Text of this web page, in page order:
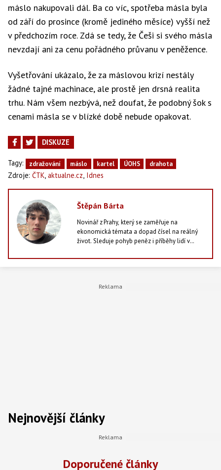
máslo nakupovali dál. Ba co víc, spotřeba másla byla
od září do prosince (kromě jediného měsíce) vyšší než
v předchozím roce. Zdá se tedy, že Češi si svého másla
nevzdají ani za cenu pořádného průvanu v peněžence.
Vyšetřování ukázalo, že za máslovou krizí nestály
žádné tajné machinace, ale prostě jen drsná realita
trhu. Nám všem nezbývá, než doufat, že podobný šok s
cenami másla se v blízké době nebude opakovat.
DISKUZE
Tagy: zdražování máslo kartel ÚOHS drahota
Zdroje: ČTK aktualne.cz Idnes
Štěpán Bárta
Novinář z Prahy, který se zaměřuje na
ekonomická témata a dopad čísel na reálný
život. Sleduje pohyb peněz i příběhy lidí v
rozhodnutí domácností. Vedle psaní zpráv
studuje vysokou školu, zajímá se o dění
kina, stráví večer s přáteli nebo si zahraje
Nejnovější články
Doporučené články